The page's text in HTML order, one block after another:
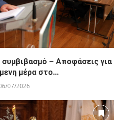
– Αποφάσεις για
μέρα στο...
07/2026